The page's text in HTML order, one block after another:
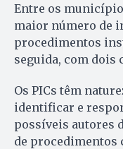
Entre os
maior número de
procedimentos
seguida, com dois
Os PICs têm
identificar e
possíveis autores
de procedimentos